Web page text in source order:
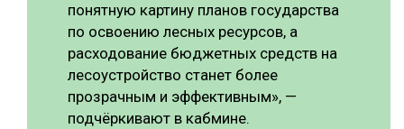
понятную картину планов государства
по освоению лесных ресурсов, а
расходование бюджетных средств на
лесоустройство станет более
прозрачным и эффективным», —
подчёркивают в кабмине.